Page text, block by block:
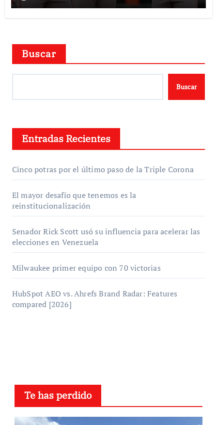
Buscar
Buscar
Entradas Recientes
Cinco potras por el último paso de la Triple Corona
El mayor desafío que tenemos es la
reinstitucionalización
Senador Rick Scott usó su influencia para acelerar las
elecciones en Venezuela
Milwaukee primer equipo con 70 victorias
HubSpot AEO vs. Ahrefs Brand Radar: Features
compared [2026]
Te has perdido